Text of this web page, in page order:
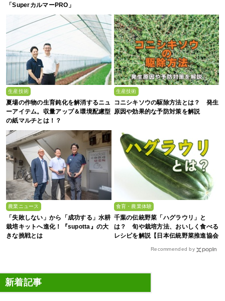
「SuperカルマーPRO」
生産技術
夏場の作物の生育鈍化を解消するニュ
ーアイテム。収量アップ＆環境配慮型
の紙マルチとは！？
生産技術
コニシキソウの駆除方法とは？ 発生
原因や効果的な予防対策を解説
農業ニュース
「失敗しない」から「成功する」水耕
栽培キットへ進化！『supotta』の大
きな挑戦とは
食育・農業体験
千葉の伝統野菜「ハグラウリ」と
は？ 旬や栽培方法、おいしく食べる
レシピを解説【日本伝統野菜推進協会
Recommended by
新着記事